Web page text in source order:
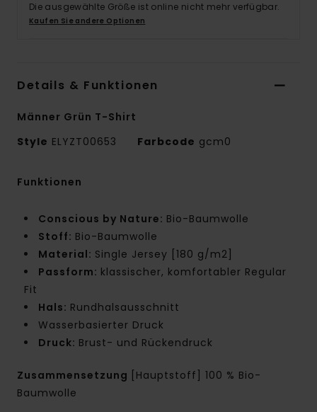
Die ausgewählte Größe ist online nicht mehr verfügbar.
Kaufen Sie andere Optionen
Details & Funktionen
Männer Grün T-Shirt
Style ELYZT00653 Farbcode gcm0
Funktionen
Conscious by Nature: Bio-Baumwolle
Stoff: Bio-Baumwolle
Material: Single Jersey [180 g/m2]
Passform: klassischer, komfortabler Regular
Fit
Hals: Rundhalsausschnitt
Wasserbasierter Druck
Druck: Brust- und Rückendruck
Zusammensetzung
[Hauptstoff] 100 % Bio-
Baumwolle